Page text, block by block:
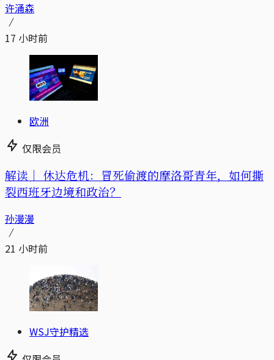
许涌森
17 小时前
欧洲
仅限会员
解读｜ 休达危机：冒死偷渡的摩洛哥青年，如何撕
裂西班牙边境和政治？
孙漫漫
21 小时前
WSJ守护精选